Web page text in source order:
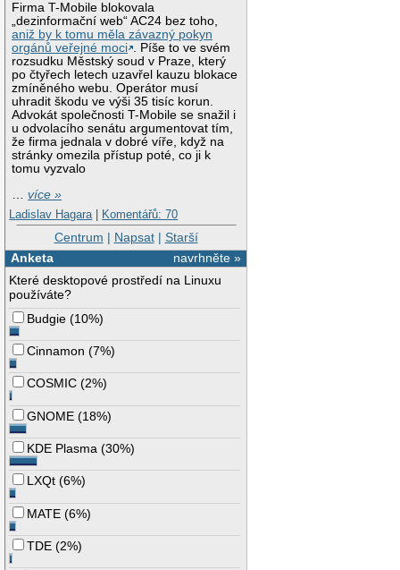
Firma T-Mobile blokovala
„dezinformační web“ AC24 bez toho,
aniž by k tomu měla závazný pokyn
orgánů veřejné moci . Píše to ve svém
rozsudku Městský soud v Praze, který
po čtyřech letech uzavřel kauzu blokace
zmíněného webu. Operátor musí
uhradit škodu ve výši 35 tisíc korun.
Advokát společnosti T-Mobile se snažil i
u odvolacího senátu argumentovat tím,
že firma jednala v dobré víře, když na
stránky omezila přístup poté, co ji k
tomu vyzvalo
…více »
Ladislav Hagara | Komentářů: 70
Centrum | Napsat| Starší
navrhněte »
Anketa
Které desktopové prostředí na Linuxu
používáte?
Budgie (10%)
Cinnamon (7%)
COSMIC (2%)
GNOME (18%)
KDE Plasma (30%)
LXQt (6%)
MATE (6%)
TDE (2%)